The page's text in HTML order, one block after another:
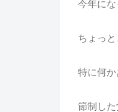
今年にな
ちょっと
特に何か
節制した